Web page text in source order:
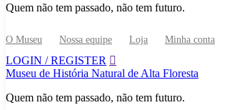
Quem não tem passado, não tem futuro.
O Museu Nossa equipe Loja Minha conta
LOGIN / REGISTER
Museu de História Natural de Alta Floresta
Quem não tem passado, não tem futuro.